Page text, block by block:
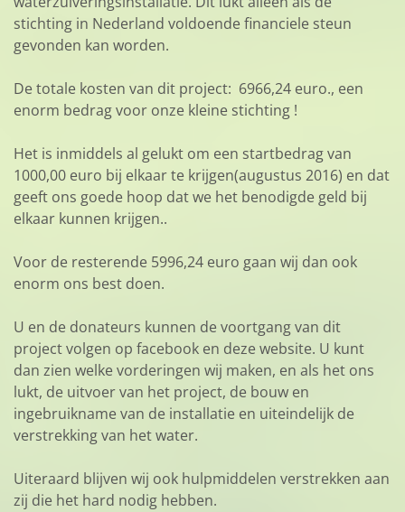
stichting in Nederland voldoende financiele steun
gevonden kan worden.
De totale kosten van dit project: 6966,24 euro., een
enorm bedrag voor onze kleine stichting !
Het is inmiddels al gelukt om een startbedrag van
1000,00 euro bij elkaar te krijgen(augustus 2016) en dat
geeft ons goede hoop dat we het benodigde geld bij
elkaar kunnen krijgen..
Voor de resterende 5996,24 euro gaan wij dan ook
enorm ons best doen.
U en de donateurs kunnen de voortgang van dit
project volgen op facebook en deze website. U kunt
dan zien welke vorderingen wij maken, en als het ons
lukt, de uitvoer van het project, de bouw en
ingebruikname van de installatie en uiteindelijk de
verstrekking van het water.
Uiteraard blijven wij ook hulpmiddelen verstrekken aan
zij die het hard nodig hebben.